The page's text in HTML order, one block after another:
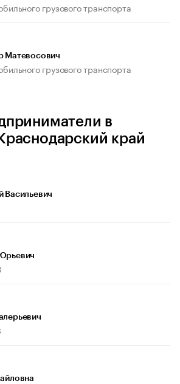
грузового транспорта
Матевосович
грузового транспорта
в
край
Васильевич